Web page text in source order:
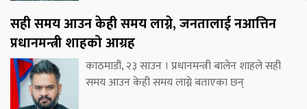
सही समय आउन केही समय लाग्ने, जनतालाई नआत्तिन
प्रधानमन्त्री शाहको आग्रह
काठमाडौं, २३ साउन । प्रधानमन्त्री बालेन शाहले सही
समय आउन केही समय लाग्ने बताएका छन्